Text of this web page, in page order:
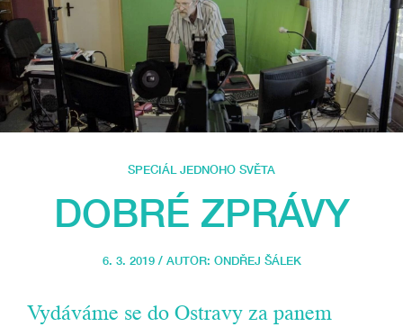
SPECIÁL JEDNOHO SVĚTA
DOBRÉ ZPRÁVY
6. 3. 2019 / AUTOR: ONDŘEJ ŠÁLEK
Vydáváme se do Ostravy za panem